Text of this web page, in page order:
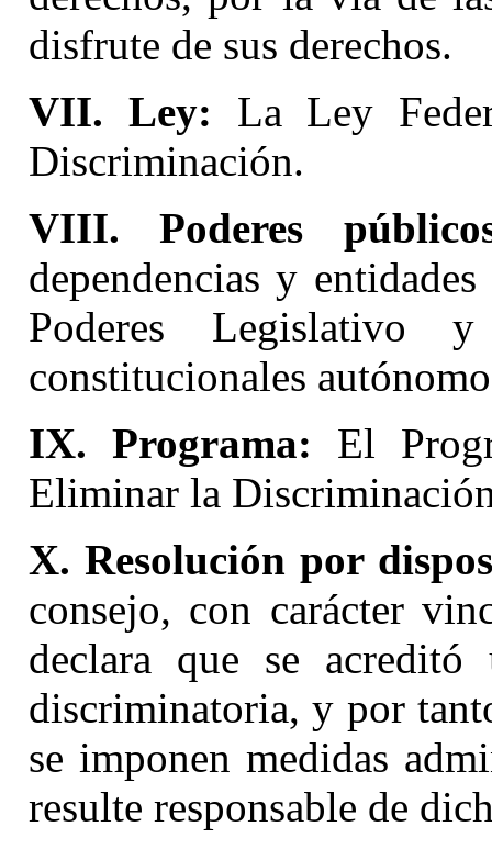
disfrute de sus derechos.
VII. Ley: La Ley
Discriminación.
VIII. Poderes
dependencias y
Poderes Legislativo
constitucionales
IX. Programa: El
Eliminar la
X. Resolución por
consejo, con carácter
declara que se
discriminatoria, y por
se imponen medidas
resulte responsable de